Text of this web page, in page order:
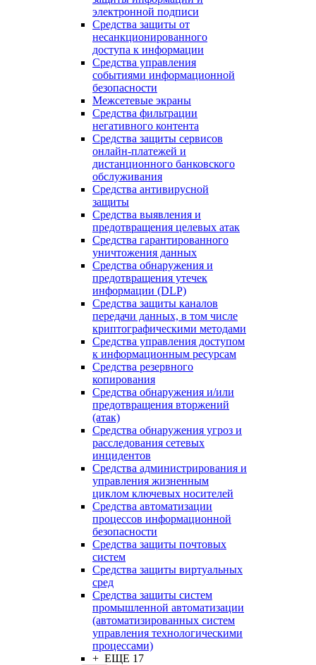
электронной подписи
Средства защиты от
несанкционированного
доступа к информации
Средства управления
событиями информационной
безопасности
Межсетевые экраны
Средства фильтрации
негативного контента
Средства защиты сервисов
онлайн-платежей и
дистанционного банковского
обслуживания
Средства антивирусной
защиты
Средства выявления и
предотвращения целевых атак
Средства гарантированного
уничтожения данных
Средства обнаружения и
предотвращения утечек
информации (DLP)
Средства защиты каналов
передачи данных, в том числе
криптографическими методами
Средства управления доступом
к информационным ресурсам
Средства резервного
копирования
Средства обнаружения и/или
предотвращения вторжений
(атак)
Средства обнаружения угроз и
расследования сетевых
инцидентов
Средства администрирования и
управления жизненным
циклом ключевых носителей
Средства автоматизации
процессов информационной
безопасности
Средства защиты почтовых
систем
Средства защиты виртуальных
сред
Средства защиты систем
промышленной автоматизации
(автоматизированных систем
управления технологическими
процессами)
+ ЕЩЕ 17